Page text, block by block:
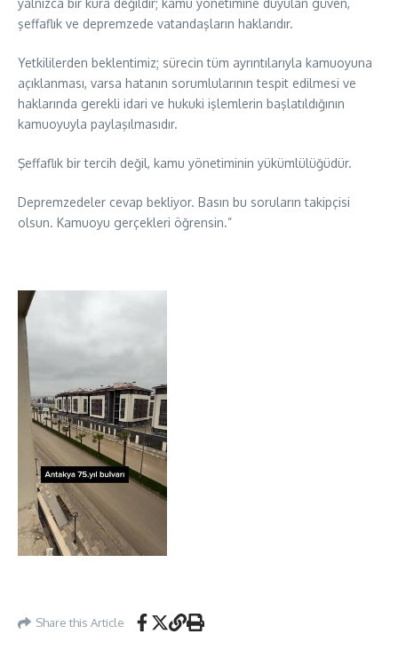
yalnızca bir kura değildir; kamu yönetimine duyulan güven,
şeffaflık ve depremzede vatandaşların haklarıdır.
Yetkililerden beklentimiz; sürecin tüm ayrıntılarıyla kamuoyuna
açıklanması, varsa hatanın sorumlularının tespit edilmesi ve
haklarında gerekli idari ve hukuki işlemlerin başlatıldığının
kamuoyuyla paylaşılmasıdır.
Şeffaflık bir tercih değil, kamu yönetiminin yükümlülüğüdür.
Depremzedeler cevap bekliyor. Basın bu soruların takipçisi
olsun. Kamuoyu gerçekleri öğrensin.”
Share this Article